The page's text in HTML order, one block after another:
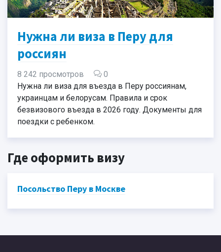
Нужна ли виза в Перу для
россиян
8 242 просмотров
0
Нужна ли виза для въезда в Перу россиянам,
украинцам и белорусам. Правила и срок
безвизового въезда в 2026 году. Документы для
поездки с ребенком.
Где оформить визу
Посольство Перу в Москве